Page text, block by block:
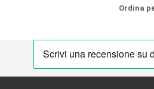
Ordina